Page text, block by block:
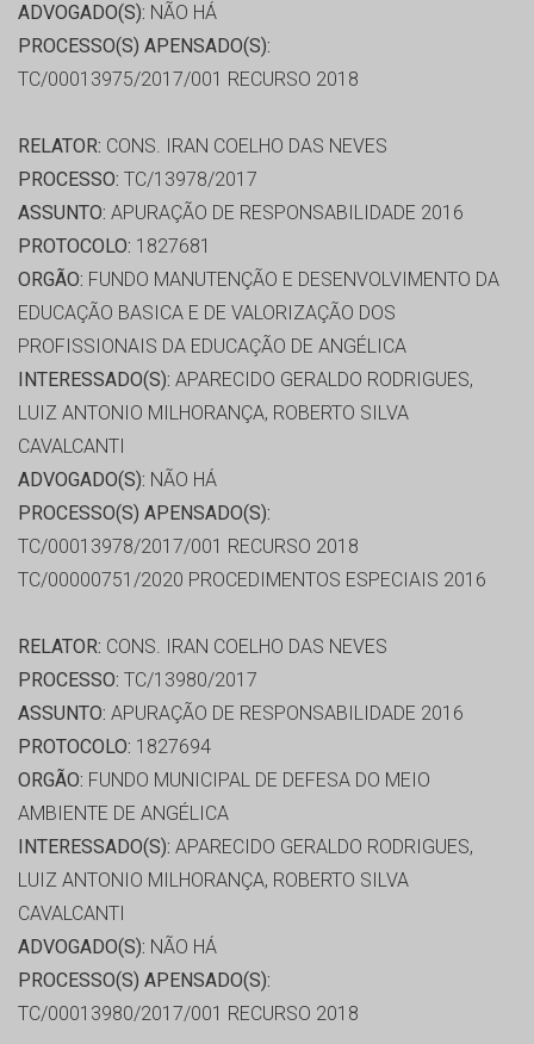
ADVOGADO(S): NÃO HÁ
PROCESSO(S) APENSADO(S):
TC/00013975/2017/001 RECURSO 2018
RELATOR: CONS. IRAN COELHO DAS NEVES
PROCESSO: TC/13978/2017
ASSUNTO: APURAÇÃO DE RESPONSABILIDADE 2016
PROTOCOLO: 1827681
ORGÃO: FUNDO MANUTENÇÃO E DESENVOLVIMENTO DA
EDUCAÇÃO BASICA E DE VALORIZAÇÃO DOS
PROFISSIONAIS DA EDUCAÇÃO DE ANGÉLICA
INTERESSADO(S): APARECIDO GERALDO RODRIGUES,
LUIZ ANTONIO MILHORANÇA, ROBERTO SILVA
CAVALCANTI
ADVOGADO(S): NÃO HÁ
PROCESSO(S) APENSADO(S):
TC/00013978/2017/001 RECURSO 2018
TC/00000751/2020 PROCEDIMENTOS ESPECIAIS 2016
RELATOR: CONS. IRAN COELHO DAS NEVES
PROCESSO: TC/13980/2017
ASSUNTO: APURAÇÃO DE RESPONSABILIDADE 2016
PROTOCOLO: 1827694
ORGÃO: FUNDO MUNICIPAL DE DEFESA DO MEIO
AMBIENTE DE ANGÉLICA
INTERESSADO(S): APARECIDO GERALDO RODRIGUES,
LUIZ ANTONIO MILHORANÇA, ROBERTO SILVA
CAVALCANTI
ADVOGADO(S): NÃO HÁ
PROCESSO(S) APENSADO(S):
TC/00013980/2017/001 RECURSO 2018